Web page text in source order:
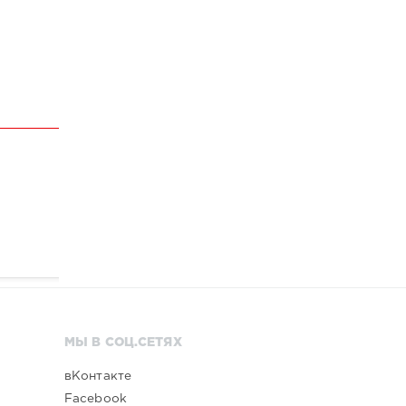
МЫ В СОЦ.СЕТЯХ
вКонтакте
Facebook